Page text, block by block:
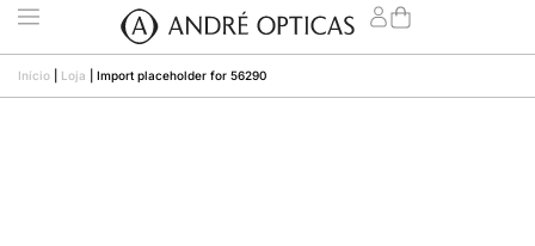
Início Loja Import placeholder for 56290